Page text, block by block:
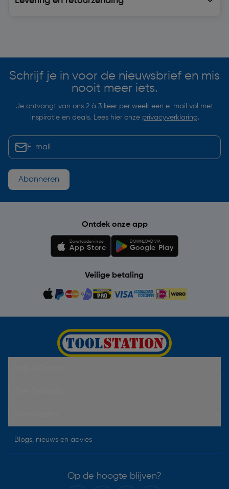
Schrijf je in voor de nieuwsbrief en mis
nooit meer iets.
Je ontvangt van ons 2 à 3 keer per week een e-mail vol met
inspiratie en deals. Lees hier onze privacyverklaring.
Abonneren
Ontdek onze app
Downloaden in de
App Store
DOWNLOAD VIA
Google Play
Veilige betaling
Blogs, nieuws en advies
Op de hoogte blijven?